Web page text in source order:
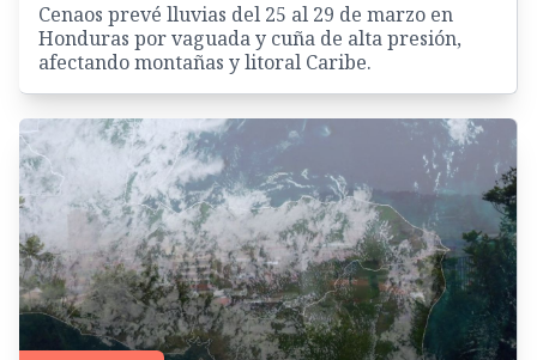
Cenaos prevé lluvias del 25 al 29 de marzo en
Honduras por vaguada y cuña de alta presión,
afectando montañas y litoral Caribe.